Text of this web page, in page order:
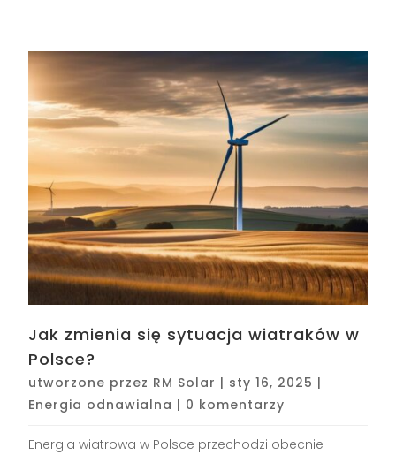
Jak zmienia się sytuacja wiatraków w
Polsce?
utworzone przez RM Solar | sty 16, 2025 |
Energia odnawialna | 0 komentarzy
Energia wiatrowa w Polsce przechodzi obecnie